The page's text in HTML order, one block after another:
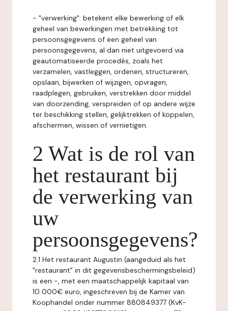
- "verwerking": betekent elke bewerking of elk
geheel van bewerkingen met betrekking tot
persoonsgegevens of een geheel van
persoonsgegevens, al dan niet uitgevoerd via
geautomatiseerde procedés, zoals het
verzamelen, vastleggen, ordenen, structureren,
opslaan, bijwerken of wijzigen, opvragen,
raadplegen, gebruiken, verstrekken door middel
van doorzending, verspreiden of op andere wijze
ter beschikking stellen, gelijktrekken of koppelen,
afschermen, wissen of vernietigen.
2 Wat is de rol van
het restaurant bij
de verwerking van
uw
persoonsgegevens?
2.1 Het restaurant Augustin (aangeduid als het
"restaurant" in dit gegevensbeschermingsbeleid)
is een -, met een maatschappelijk kapitaal van
10 000€ euro, ingeschreven bij de Kamer van
Koophandel onder nummer 880849377 (KvK-